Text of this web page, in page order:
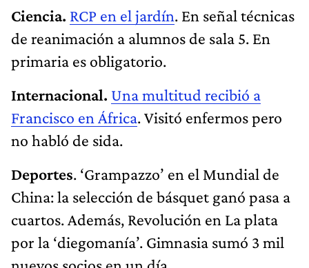
Ciencia. RCP en el jardín. En señal técnicas
de reanimación a alumnos de sala 5. En
primaria es obligatorio.
Internacional. Una multitud recibió a
Francisco en África. Visitó enfermos pero
no habló de sida.
Deportes. ‘Grampazzo’ en el Mundial de
China: la selección de básquet ganó pasa a
cuartos. Además, Revolución en La plata
por la ‘diegomanía’. Gimnasia sumó 3 mil